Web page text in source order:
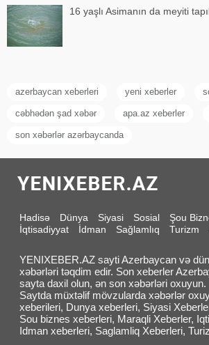
16 yaşlı Asimanın da meyiti
azerbaycan xeberleri yeni xeberler
cəbhədən şad xəbər apa.az xeberler
son xəbərlər azərbaycanda
Hadisə Dünya Siyasi Sosial Şou
İqtisadiyyat
İdman Sağlamlıq Turizm
YENIXEBER.AZ sayti Azerbaycan və
xəbərləri təqdim edir. Son xeberler
sayta daxil olun, ən son xəbərləri oxuyun.
Saytda müxtəlif mövzularda xəbərlər
xeberileri, Dunya xeberleri, Siyasi
Sou biznes xeberleri, Maraqli Xeberler,
Idman xeberleri, Saglamliq Xeberleri,